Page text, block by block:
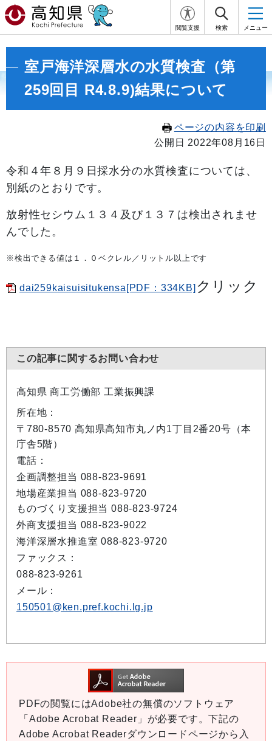
閲覧支援 検索 メニュー
室戸海洋深層水の水質検査（第
259回目 R4.8.9)結果について
ページの内容を印刷
公開日 2022年08月16日
令和４年８月９日採水分の水質検査については、
別紙のとおりです。
放射性セシウム１３４及び１３７は検出されませ
んでした。
※検出できる値は１．０ベクレル／リットル以上です
dai259kaisuisitukensa[PDF：334KB] クリック
この記事に関するお問い合わせ
高知県 商工労働部 工業振興課
所在地：
〒780-8570 高知県高知市丸ノ内1丁目2番20号（本
庁舎5階）
電話：
企画調整担当 088-823-9691
地場産業担当 088-823-9720
ものづくり支援担当 088-823-9724
外商支援担当 088-823-9022
海洋深層水推進室 088-823-9720
ファックス：
088-823-9261
メール：
150501@ken.pref.kochi.lg.jp
PDFの閲覧にはAdobe社の無償のソフトウェア
「Adobe Acrobat Reader」が必要です。下記の
Adobe Acrobat Readerダウンロードページから入